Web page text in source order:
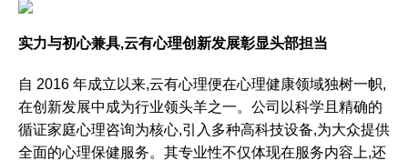
实力与初心兼具,云有心理创新发展彰显头部担当
自 2016 年成立以来,云有心理便在心理健康领域独树一帜,
在创新发展中成为行业领头羊之一。公司以科学且精确的
循证家庭心理咨询为核心,引入多种高科技设备,为大众提供
全面的心理保健服务。其专业性不仅体现在服务内容上,还